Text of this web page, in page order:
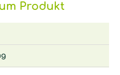
Produkt